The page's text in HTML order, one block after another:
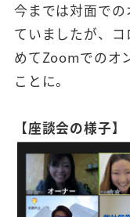
今までは対面で
ていましたが、
めてZoomでのオ
ことに。
【座談会の様子】